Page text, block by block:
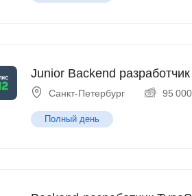
Junior Backend
Санкт-Петербург 95 000
Полный день